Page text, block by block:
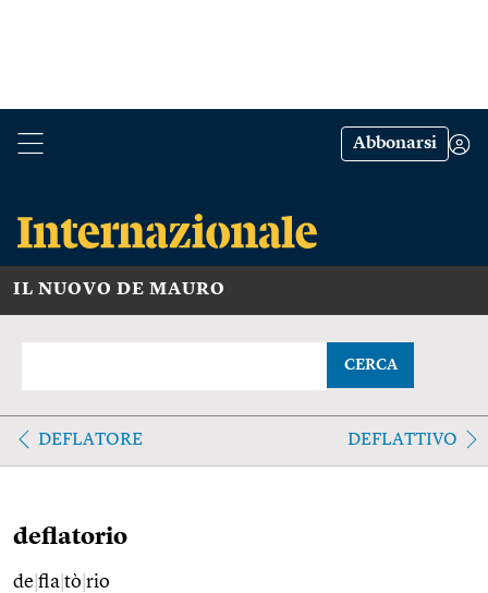
Abbonarsi
IL NUOVO DE MAURO
CERCA
DEFLATORE DEFLATTIVO
deflatorio
de fla tò rio